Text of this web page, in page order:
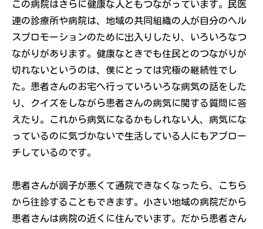
この病院はさらに健康な人ともつながっています。民医
連の診療所や病院は、地域の共同組織の人が自分のヘル
スプロモーションのために出入りしたり、いろいろなつ
ながりがあります。健康なときでも住民とのつながりが
切れないというのは、僕にとっては究極の継続性でし
た。患者さんのお宅へ行っていろいろな病気の話をした
り、クイズをしながら患者さんの病気に関する質問に答
えたり。これから病気になるかもしれない人、病気にな
っているのに気づかないで生活している人にもアプロー
チしているのです。
患者さんが調子が悪くて通院できなくなったら、こちら
から往診することもできます。小さい地域の病院だから
患者さんは病院の近くに住んでいます。だから患者さん